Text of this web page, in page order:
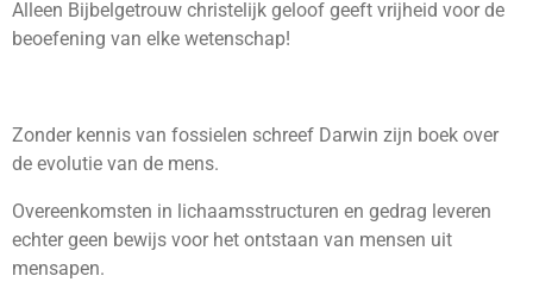
Alleen Bijbelgetrouw christelijk geloof geeft vrijheid voor de
beoefening van elke wetenschap!
Zonder kennis van fossielen schreef Darwin zijn boek over
de evolutie van de mens.
Overeenkomsten in lichaamsstructuren en gedrag leveren
echter geen bewijs voor het ontstaan van mensen uit
mensapen.